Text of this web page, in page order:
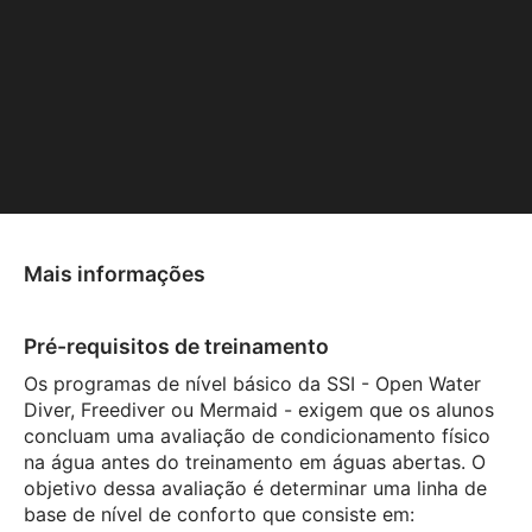
Mais informações
Pré-requisitos de treinamento
Os programas de nível básico da SSI - Open Water
Diver, Freediver ou Mermaid - exigem que os alunos
concluam uma avaliação de condicionamento físico
na água antes do treinamento em águas abertas. O
objetivo dessa avaliação é determinar uma linha de
base de nível de conforto que consiste em: